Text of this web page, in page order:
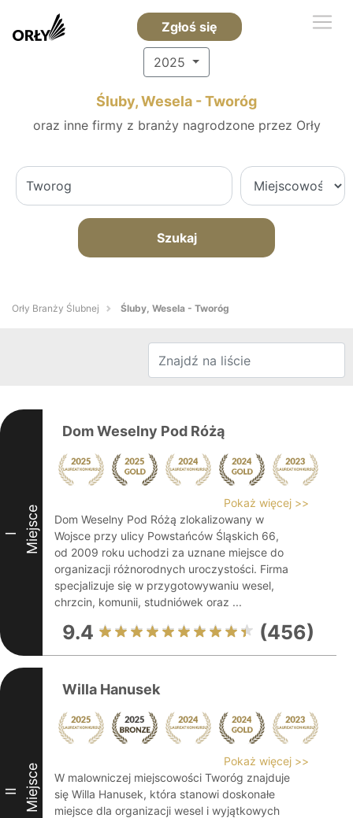
Zgłoś się
2025
Śluby, Wesela - Tworóg
oraz inne firmy z branży nagrodzone przez Orły
Szukaj
Orły Branży Ślubnej Śluby, Wesela - Tworóg
I Miejsce
Dom Weselny Pod Różą
Pokaż więcej >>
Dom Weselny Pod Różą zlokalizowany w
Wojsce przy ulicy Powstańców Śląskich 66,
od 2009 roku uchodzi za uznane miejsce do
organizacji różnorodnych uroczystości. Firma
specjalizuje się w przygotowywaniu wesel,
chrzcin, komunii, studniówek oraz ...
9.4 (456)
II Miejsce
Willa Hanusek
Pokaż więcej >>
W malowniczej miejscowości Tworóg znajduje
się Willa Hanusek, która stanowi doskonałe
miejsce dla organizacji wesel i wyjątkowych